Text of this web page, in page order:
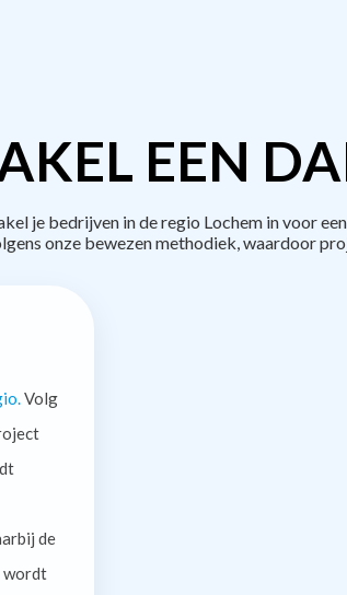
EEN
je bedrijven in de regio Lochem in voor
onze bewezen methodiek, waardoor
Volg
de
wordt